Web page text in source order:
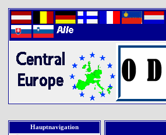
Hauptnavigation